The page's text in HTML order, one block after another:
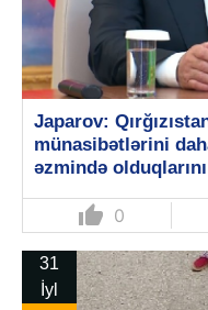
Japarov:
münasibətlərini
əzmində
thumb_up 0
31
İyl